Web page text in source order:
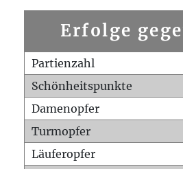
Erfolge
Partienzahl
Schönheitspunkte
Damenopfer
Turmopfer
Läuferopfer